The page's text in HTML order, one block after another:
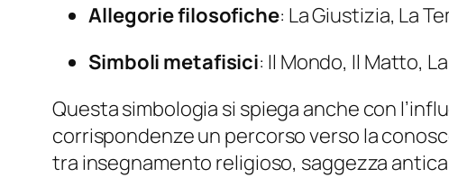
Allegorie filosofiche: La Giustizia, La
Simboli metafisici: Il Mondo, Il Matto,
Questa simbologia si spiega anche con
corrispondenze un percorso verso la
tra insegnamento religioso, saggezza